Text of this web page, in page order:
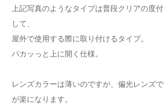
上記写真のようなタイプは普段クリアの度
して、
屋外で使用する際に取り付けるタイプ。
パカッっと上に開く仕様。
レンズカラーは薄いのですが、偏光レンズ
が楽になります。